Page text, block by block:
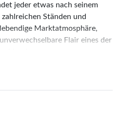
jeder etwas nach seinem
Ständen und
Marktatmosphäre,
Flair eines der
zur Tradition wie die